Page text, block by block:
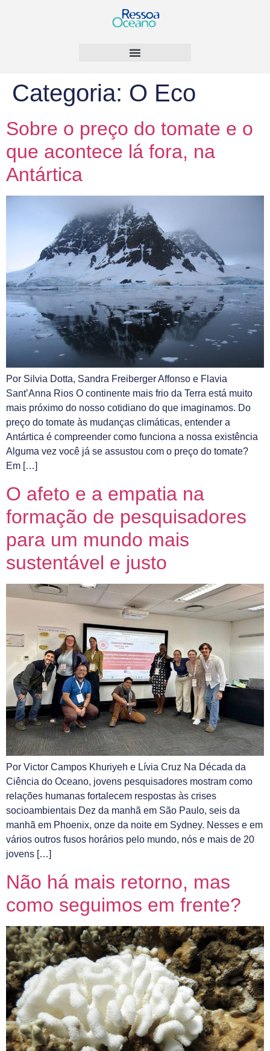
Categoria: O Eco
Sobre o preço do tomate e o
que acontece lá fora, na
Antártica
Por Silvia Dotta, Sandra Freiberger Affonso e Flavia
Sant’Anna Rios O continente mais frio da Terra está muito
mais próximo do nosso cotidiano do que imaginamos. Do
preço do tomate às mudanças climáticas, entender a
Antártica é compreender como funciona a nossa existência
Alguma vez você já se assustou com o preço do tomate?
Em […]
O afeto e a empatia na
formação de pesquisadores
para um mundo mais
sustentável e justo
Por Victor Campos Khuriyeh e Lívia Cruz Na Década da
Ciência do Oceano, jovens pesquisadores mostram como
relações humanas fortalecem respostas às crises
socioambientais Dez da manhã em São Paulo, seis da
manhã em Phoenix, onze da noite em Sydney. Nesses e em
vários outros fusos horários pelo mundo, nós e mais de 20
jovens […]
Não há mais retorno, mas
como seguimos em frente?